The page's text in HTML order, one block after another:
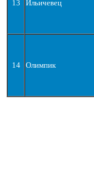
13 Ильичевец
14 Олимпик